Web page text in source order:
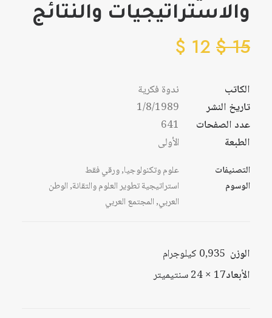
والاستراتيجيات والنتائج
15
$
12
$
الكاتب
ندوة فكرية
تاريخ النشر
1/8/1989
عدد الصفحات
641
الطبعة
الأولى
التصنيفات علوم وتكنولوجيا,ورقي فقط
الوسوم
استراتيجية تطوير العلوم والتقانة,الوطن
العربي,المجتمع العربي
الوزن 0,935 كيلوجرام
الأبعاد17 × 24 سنتيميتر